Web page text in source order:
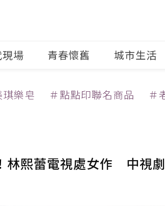
場 青春懷舊 城市生活
琪樂皂 ＃點點印聯名商品 ＃
林熙蕾電視處女作 中視劇